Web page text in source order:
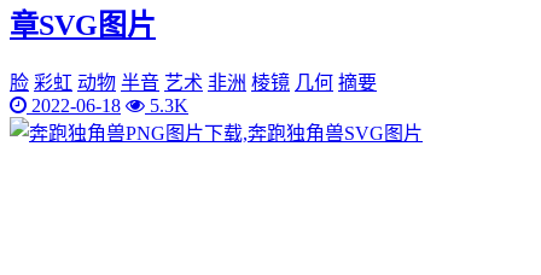
章SVG图片
脸 彩虹 动物 半音 艺术 非洲 棱镜 几何 摘要
2022-06-18
5.3K